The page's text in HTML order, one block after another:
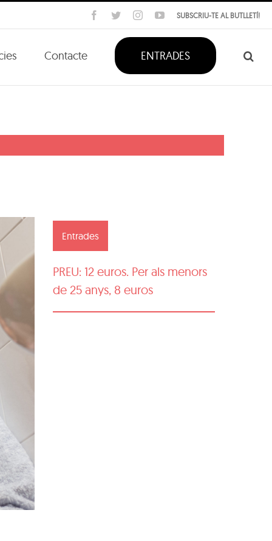
SUBSCRIU-TE AL BUTLLETÍ!
Facebook
TwitterInstagramYouTube
Contacte ENTRADES
Entrades
PREU: 12 euros. Per als menors
de 25 anys, 8 euros